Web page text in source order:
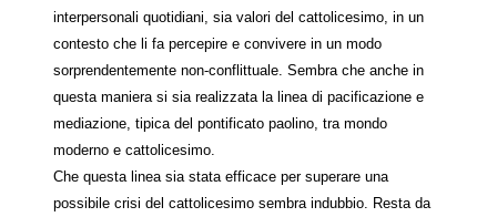
interpersonali quotidiani, sia valori del cattolicesimo, in un
contesto che li fa percepire e convivere in un modo
sorprendentemente non-conflittuale. Sembra che anche in
questa maniera si sia realizzata la linea di pacificazione e
mediazione, tipica del pontificato paolino, tra mondo
moderno e cattolicesimo.
Che questa linea sia stata efficace per superare una
possibile crisi del cattolicesimo sembra indubbio. Resta da